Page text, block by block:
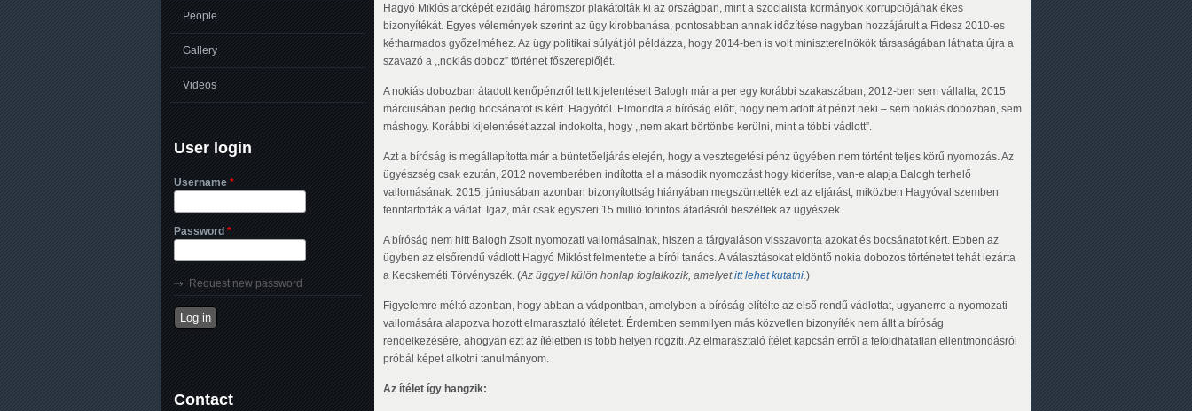
Hagyó Miklós arcképét ezidáig háromszor plakátolták ki az országban, mint a szocialista kormányok korrupciójának ékes
bizonyítékát. Egyes vélemények szerint az ügy kirobbanása, pontosabban annak időzítése nagyban hozzájárult a Fidesz 2010-es
kétharmados győzelméhez. Az ügy politikai súlyát jól példázza, hogy 2014-ben is volt miniszterelnökök társaságában láthatta újra a
szavazó a ,,nokiás doboz” történet főszereplőjét.
A nokiás dobozban átadott kenőpénzről tett kijelentéseit Balogh már a per egy korábbi szakaszában, 2012-ben sem vállalta, 2015
márciusában pedig bocsánatot is kért Hagyótól. Elmondta a bíróság előtt, hogy nem adott át pénzt neki – sem nokiás dobozban, sem
máshogy. Korábbi kijelentését azzal indokolta, hogy ,,nem akart börtönbe kerülni, mint a többi vádlott”.
Azt a bíróság is megállapította már a büntetőeljárás elején, hogy a vesztegetési pénz ügyében nem történt teljes körű nyomozás. Az
ügyészség csak ezután, 2012 novemberében indította el a második nyomozást hogy kiderítse, van-e alapja Balogh terhelő
vallomásának. 2015. júniusában azonban bizonyítottság hiányában megszüntették ezt az eljárást, miközben Hagyóval szemben
fenntartották a vádat. Igaz, már csak egyszeri 15 millió forintos átadásról beszéltek az ügyészek.
A bíróság nem hitt Balogh Zsolt nyomozati vallomásainak, hiszen a tárgyaláson visszavonta azokat és bocsánatot kért. Ebben az
ügyben az elsőrendű vádlott Hagyó Miklóst felmentette a bírói tanács. A választásokat eldöntő nokia dobozos történetet tehát lezárta
a Kecskeméti Törvényszék. (Az üggyel külön honlap foglalkozik, amelyetitt lehet kutatni )
Figyelemre méltó azonban, hogy abban a vádpontban, amelyben a bíróság elítélte az első rendű vádlottat, ugyanerre a nyomozati
vallomására alapozva hozott elmarasztaló ítéletet. Érdemben semmilyen más közvetlen bizonyíték nem állt a bíróság
rendelkezésére, ahogyan ezt az ítéletben is több helyen rögzíti. Az elmarasztaló ítélet kapcsán erről a feloldhatatlan ellentmondásról
próbál képet alkotni tanulmányom.
Az ítélet így hangzik:
People
Gallery
Videos
User login
Username *
Password *
Request new password
Contact